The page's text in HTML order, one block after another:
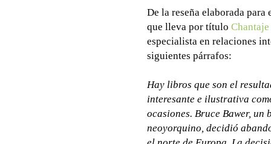
De la reseña elaborada para
que lleva por título
especialista en relaciones
siguientes párrafos:
Hay libros que son el
interesante e ilustrativa
ocasiones. Bruce Bawer,
neoyorquino, decidió